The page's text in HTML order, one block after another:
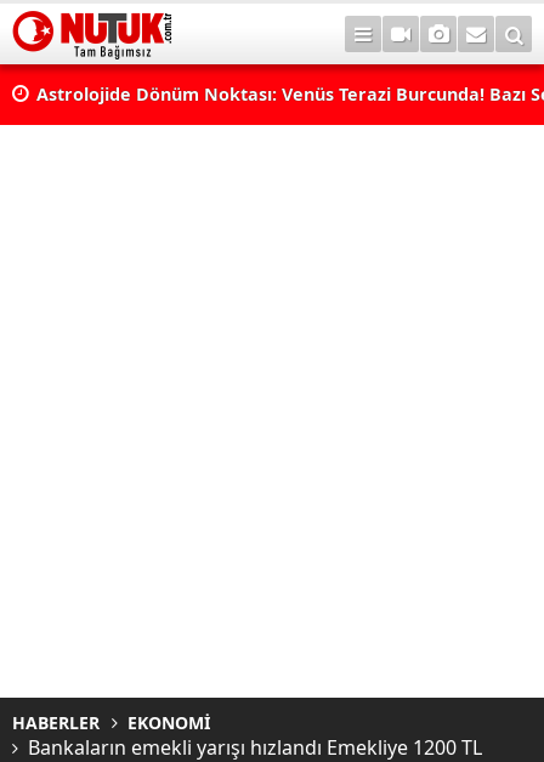
Astrolojide Dönüm Noktası: Venüs Terazi Burcunda! Bazı
HABERLER EKONOMİ
Bankaların emekli yarışı hızlandı Emekliye 1200 TL